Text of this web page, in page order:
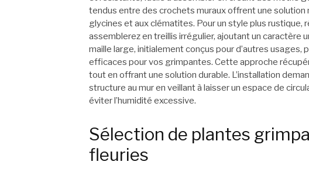
tendus entre des crochets muraux offrent une
glycines et aux clématites. Pour un style plus rustique,
assemblerez en treillis irrégulier, ajoutant un caractère
maille large, initialement conçus pour d’autres
efficaces pour vos grimpantes. Cette approche
tout en offrant une solution durable. L’installation
structure au mur en veillant à laisser un espace de
éviter l’humidité excessive.
Sélection de plantes
fleuries